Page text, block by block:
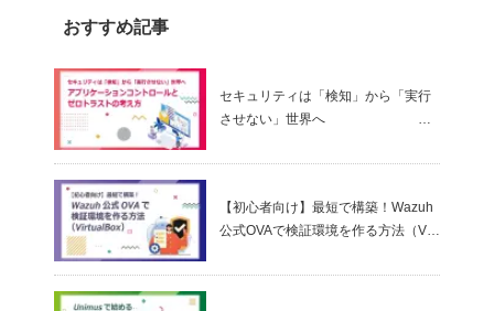
おすすめ記事
セキュリティは「検知」から「実行
させない」世界へ
ゼロトラストの考え方
【初心者向け】最短で構築！Wazuh
公式OVAで検証環境を作る方法（Virt